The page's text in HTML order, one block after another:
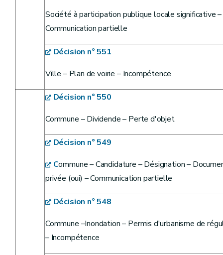
Société à participation publique locale significative
Communication partielle
Décision n° 551
Ville – Plan de voirie – Incompétence
Décision n° 550
Commune – Dividende – Perte d'objet
Décision n° 549
Commune – Candidature – Désignation –
privée (oui) – Communication partielle
Décision n° 548
Commune –Inondation – Permis d'urbanisme de
– Incompétence